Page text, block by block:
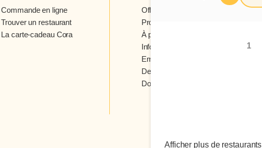
1
Afficher plus de restaurants
Commande en ligne
Trouver un restaurant
La carte-cadeau Cora
Offres et concours
Programme fidélité Cora
À propos des restaurants Cora
Infolettre Cora
Emplois
Devenir franchisé
Donner votre avis